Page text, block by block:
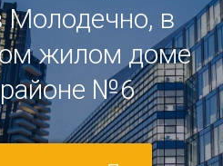
Молодечно, в
жилом доме
№6